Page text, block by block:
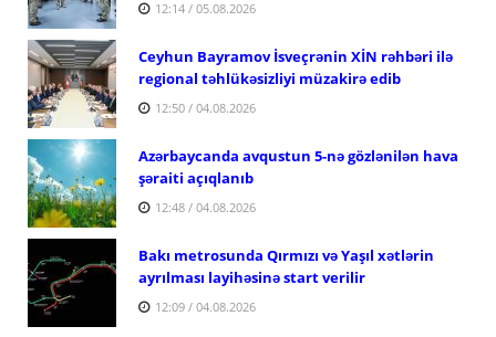
12:14 / 05.08.2026
Ceyhun Bayramov İsveçrənin XİN rəhbəri ilə
regional təhlükəsizliyi müzakirə edib
12:50 / 04.08.2026
Azərbaycanda avqustun 5-nə gözlənilən hava
şəraiti açıqlanıb
12:48 / 04.08.2026
Bakı metrosunda Qırmızı və Yaşıl xətlərin
ayrılması layihəsinə start verilir
12:09 / 04.08.2026